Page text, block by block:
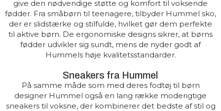
give den nødvendige støtte og komfort til voksende
fødder. Fra småbørn til teenagere, tilbyder Hummel sko,
der er slidstærke og stilfulde, hvilket gør dem perfekte
til aktive børn. De ergonomiske designs sikrer, at børns
fødder udvikler sig sundt, mens de nyder godt af
Hummels høje kvalitetsstandarder.
Sneakers fra Hummel
På samme måde som med deres fodtøj til børn
designer Hummel også en lang række moderigtige
sneakers til voksne, der kombinerer det bedste af stil og